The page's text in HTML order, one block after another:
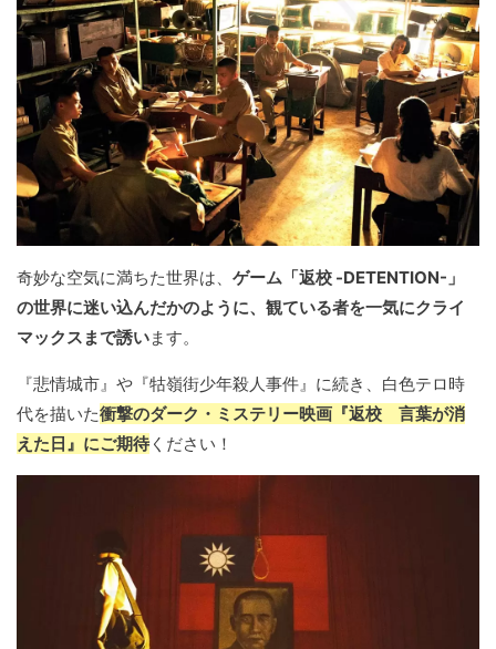
奇妙な空気に満ちた世界は、 ゲーム「返校 -DETENTION-」
の世界に迷い込んだかのように、観ている者を一気にクライ
マックスまで誘います。
『悲情城市』や『牯嶺街少年殺人事件』に続き、白色テロ時
代を描いた衝撃のダーク・ミステリー映画『返校 言葉が消
えた日』にご期待ください！